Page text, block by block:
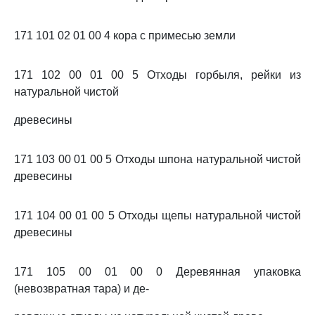
171 101 02 01 00 4 кора с примесью земли
171 102 00 01 00 5 Отходы горбыля, рейки из
натуральной чистой
древесины
171 103 00 01 00 5 Отходы шпона натуральной чистой
древесины
171 104 00 01 00 5 Отходы щепы натуральной чистой
древесины
171 105 00 01 00 0 Деревянная упаковка
(невозвратная тара) и де-